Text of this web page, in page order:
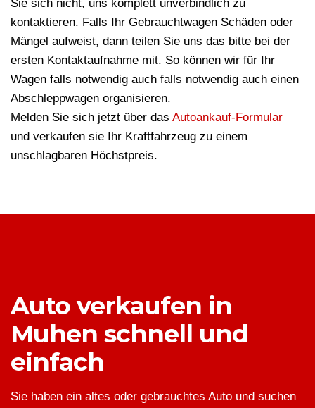
Sie sich nicht, uns komplett unverbindlich zu
kontaktieren. Falls Ihr Gebrauchtwagen Schäden oder
Mängel aufweist, dann teilen Sie uns das bitte bei der
ersten Kontaktaufnahme mit. So können wir für Ihr
Wagen falls notwendig auch falls notwendig auch einen
Abschleppwagen organisieren.
Melden Sie sich jetzt über das Autoankauf-Formular
und verkaufen sie Ihr Kraftfahrzeug zu einem
unschlagbaren Höchstpreis.
Auto verkaufen in
Muhen schnell und
einfach
Sie haben ein altes oder gebrauchtes Auto und suchen